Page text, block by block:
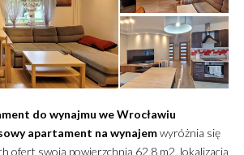
do wynajmu we Wrocławiu
apartament na wynajemwyróżnia się
ofert swoją powierzchnią 62,8 m2, lokalizacją